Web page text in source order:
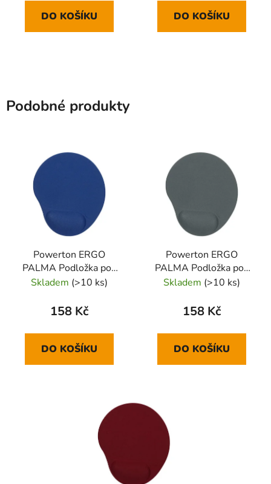
DO KOŠÍKU DO KOŠÍKU
Podobné produkty
Powerton ERGO
PALMA Podložka pod
myš gelová, námořnická
Skladem (>10 ks)
158 Kč
DO KOŠÍKU
Powerton ERGO
PALMA Podložka pod
myš gelová, šedá
Skladem (>10 ks)
158 Kč
DO KOŠÍKU